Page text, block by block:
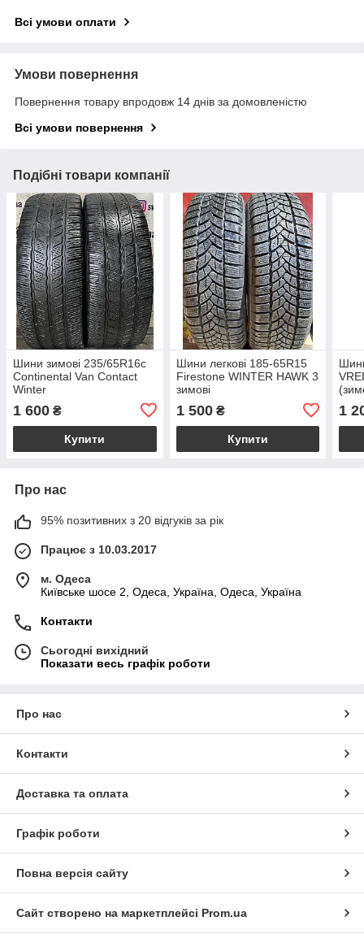
Всі умови оплати
Умови повернення
Повернення товару впродовж 14 днів за домовленістю
Всі умови повернення
Подібні товари компанії
Шини зимові 235/65R16c
Continental Van Contact
Winter
1 600 ₴
Купити
Шини легкові 185-65R15
Firestone WINTER HAWK 3
зимові
1 500₴
Купити
1
Про нас
95% позитивних з 20 відгуків за рік
Працює з 10.03.2017
м. Одеса
Київське шосе 2, Одеса, Україна, Одеса, Україна
Контакти
Сьогодні вихідний
Показати весь графік роботи
Про нас
Контакти
Доставка та оплата
Графік роботи
Повна версія сайту
Сайт створено на маркетплейсі Prom.ua